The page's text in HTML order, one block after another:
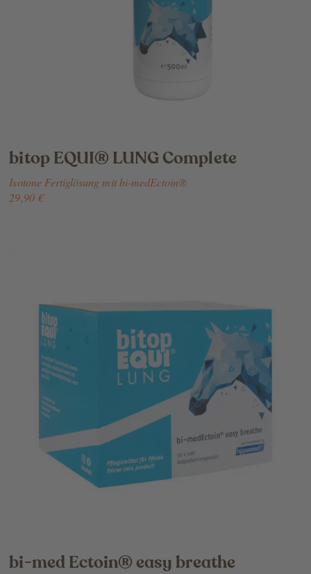
bitop EQUI® LUNG Complete
Isotone Fertiglösung mit bi-medEctoin®
29,90 €
bi-med Ectoin® easy breathe